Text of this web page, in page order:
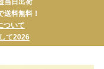
当日出荷
料無料！
ついて
て2026